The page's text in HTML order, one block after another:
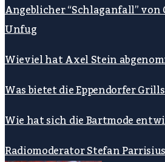
Angeblicher “Schlaganfall” von
Unfug
Wieviel hat Axel Stein
Was bietet die Eppendorfer
Wie hat sich die Bartmode
Radiomoderator Stefan